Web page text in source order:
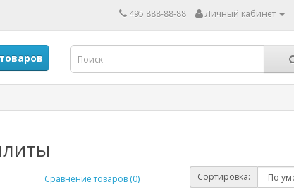
495 888-88-88 Личный кабинет
Сравнение товаров (0) Сортировка: